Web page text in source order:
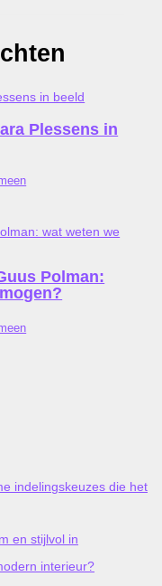
Plessens in
Polman:
indelingskeuzes die het
en stijlvol in
interieur?